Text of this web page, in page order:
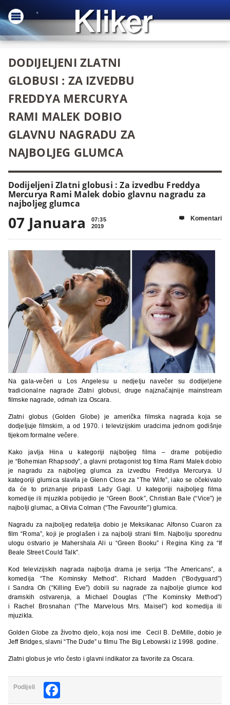
DODIJELJENI ZLATNI
GLOBUSI : ZA IZVEDBU
FREDDYA MERCURYA
RAMI MALEK DOBIO
GLAVNU NAGRADU ZA
NAJBOLJEG GLUMCA
Dodijeljeni Zlatni globusi : Za izvedbu Freddya
Mercurya Rami Malek dobio glavnu nagradu za
najboljeg glumca
07 Januara
07:35
2019
 Komentari
Na gala-večeri u Los Angelesu u nedjelju navečer su dodijeljene
tradicionalne nagrade Zlatni globusi, druge najznačajnije mainstream
filmske nagrade, odmah iza Oscara.
Zlatni globus (Golden Globe) je američka filmska nagrada koja se
dodjeljuje filmskim, a od 1970. i televizijskim uradcima jednom godišnje
tijekom formalne večere.
Kako javlja Hina u kategoriji najboljeg filma – drame pobijedio
je “Bohemian Rhapsody”, a glavni protagonist tog filma Rami Malek dobio
je nagradu za najboljeg glumca za izvedbu Freddya Mercurya. U
kategoriji glumica slavila je Glenn Close za “The Wife”, iako se očekivalo
da će to priznanje pripasti Lady Gagi. U kategoriji najboljeg filma
komedije ili mjuzikla pobijedio je “Green Book”, Christian Bale (“Vice”) je
najbolji glumac, a Olivia Colman (“The Favourite”) glumica.
Nagradu za najboljeg redatelja dobio je Meksikanac Alfonso Cuaron za
film “Roma”, koji je proglašen i za najbolji strani film. Najbolju sporednu
ulogu ostvario je Mahershala Ali u “Green Booku” i Regina King za “If
Beale Street Could Talk”.
Kod televizijskih nagrada najbolja drama je serija “The Americans”, a
komedija “The Kominsky Method”. Richard Madden (“Bodyguard”)
i Sandra Oh (“Killing Eve”) dobili su nagrade za najbolje glumce kod
dramskih ostvarenja, a Michael Douglas (“The Kominsky Method”)
i Rachel Brosnahan (“The Marvelous Mrs. Maisel”) kod komedija ili
mjuzikla.
Golden Globe za životno djelo, koja nosi ime Cecil B. DeMille, dobio je
Jeff Bridges, slavni “The Dude” u filmu The Big Lebowski iz 1998. godine.
Zlatni globus je vrlo često i glavni indikator za favorite za Oscara.
Podijeli